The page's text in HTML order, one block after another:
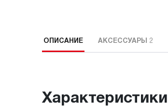
ОПИСАНИЕ АКСЕССУАРЫ 2
Характеристики